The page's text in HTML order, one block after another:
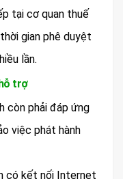
tại cơ quan thuế
gian phê duyệt
lần.
trợ
còn phải đáp ứng
việc phát hành
có kết nối Internet